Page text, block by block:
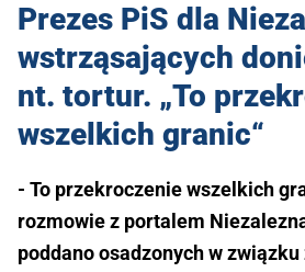
Prezes PiS dla
wstrząsających
nt. tortur. „To
wszelkich granic“
- To przekroczenie wszelkich
rozmowie z portalem
poddano osadzonych w